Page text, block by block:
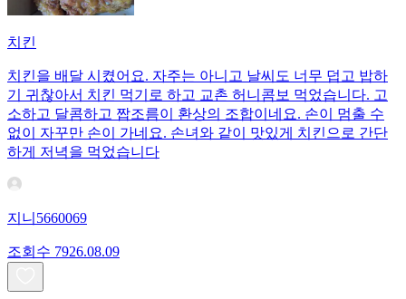
치킨
치킨을 배달 시켰어요. 자주는 아니고 날씨도 너무 덥고 밥하
기 귀찮아서 치킨 먹기로 하고 교촌 허니콤보 먹었습니다. 고
소하고 달콤하고 짭조름이 환상의 조합이네요. 손이 멈출 수
없이 자꾸만 손이 가네요. 손녀와 같이 맛있게 치킨으로 간단
하게 저녁을 먹었습니다
지니5660069
조회수 7926.08.09